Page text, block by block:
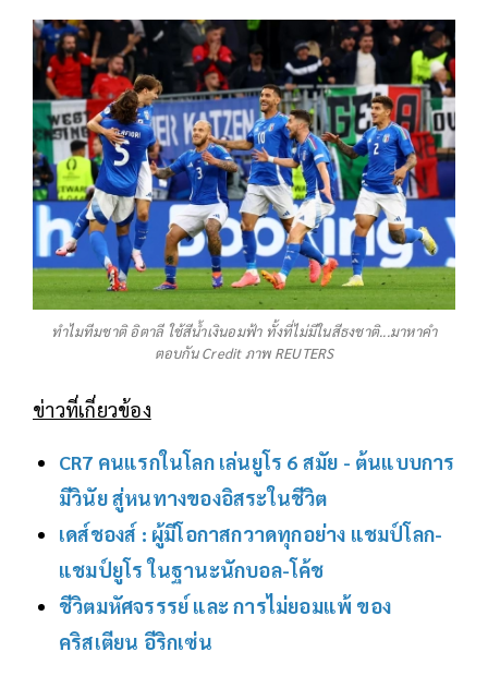
ทำไมทีมชาติ อิตาลี ใช้สีน้ำเงินอมฟ้า ทั้งที่ไม่มีในสีธงชาติ...มาหาคำ
ตอบกัน Credit ภาพ REUTERS
ข่าวที่เกี่ยวข้อง
CR7 คนแรกในโลก เล่นยูโร 6 สมัย - ต้นแบบการ
มีวินัย สู่หนทางของอิสระในชีวิต
เดส์ชองส์ : ผู้มีโอกาสกวาดทุกอย่าง แชมป์โลก-
แชมป์ยูโร ในฐานะนักบอล-โค้ช
ชีวิตมหัศจรรรย์ และ การไม่ยอมแพ้ ของ
คริสเตียน อีริกเซ่น